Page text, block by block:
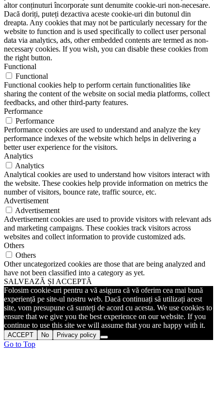
altor conținuturi încorporate sunt denumite cookie-uri non-necesare.
Dacă doriți, puteți dezactiva aceste cookie-uri din butonul din
dreapta. Any cookies that may not be particularly necessary for the
website to function and is used specifically to collect user personal
data via analytics, ads, other embedded contents are termed as non-
necessary cookies. If you wish, you can disable these cookies from
the right button.
Functional
Functional
Functional cookies help to perform certain functionalities like
sharing the content of the website on social media platforms, collect
feedbacks, and other third-party features.
Performance
Performance
Performance cookies are used to understand and analyze the key
performance indexes of the website which helps in delivering a
better user experience for the visitors.
Analytics
Analytics
Analytical cookies are used to understand how visitors interact with
the website. These cookies help provide information on metrics the
number of visitors, bounce rate, traffic source, etc.
Advertisement
Advertisement
Advertisement cookies are used to provide visitors with relevant ads
and marketing campaigns. These cookies track visitors across
websites and collect information to provide customized ads.
Others
Others
Other uncategorized cookies are those that are being analyzed and
have not been classified into a category as yet.
SALVEAZĂ ȘI ACCEPTĂ
Folosim cookie-uri pentru a vă asigura că vă oferim cea mai bună
experiență pe site-ul nostru web. Dacă continuați să utilizați acest
site, vom presupune că sunteți de acord cu acesta. We use cookies to
ensure that we give you the best experience on our website. If you
continue to use this site we will assume that you are happy with it.
ACCEPT No Privacy policy
Go to Top